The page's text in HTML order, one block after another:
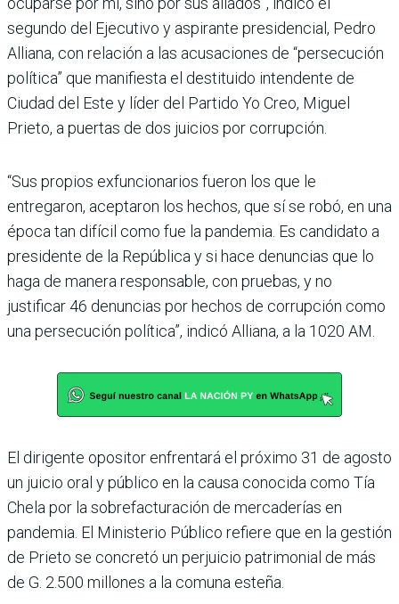
segundo del Ejecutivo y aspirante presi­dencial, Pedro
Alliana, con relación a las acusaciones de “persecución
política” que manifiesta el destituido intendente de
Ciudad del Este y líder del Partido Yo Creo, Miguel
Prieto, a puertas de dos juicios por corrupción.
“Sus propios exfuncionarios fueron los que le
entregaron, aceptaron los hechos, que sí se robó, en una
época tan difí­cil como fue la pandemia. Es candidato a
presidente de la República y si hace denun­cias que lo
haga de manera responsable, con pruebas, y no
justificar 46 denuncias por hechos de corrupción como
una persecución política”, indicó Alliana, a la 1020 AM.
El dirigente opositor enfren­tará el próximo 31 de agosto
un juicio oral y público en la causa conocida como Tía
Chela por la sobrefacturación de mercaderías en
pandemia. El Ministerio Público refiere que en la gestión
de Prieto se concretó un perjuicio patri­monial de más
de G. 2.500 millones a la comuna esteña.